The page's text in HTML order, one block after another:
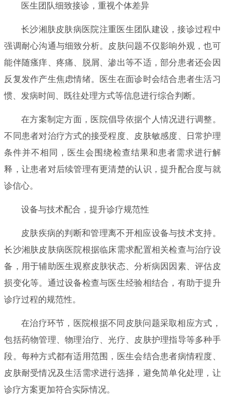
医生团队细致接诊，重视个体差异
长沙湘肤皮肤病医院注重医生团队建设，接诊过程中
强调耐心沟通与细致分析。皮肤问题不仅影响外观，也可
能伴随瘙痒、疼痛、脱屑、渗出等不适，部分患者还会因
反复发作产生焦虑情绪。医生在面诊时会结合患者生活习
惯、发病时间、既往处理方式等信息进行综合判断。
在方案制定方面，医院倡导依据个人情况进行调整。
不同患者对治疗方式的接受程度、皮肤敏感度、日常护理
条件并不相同，医生会围绕检查结果和患者需求进行解
释，让患者对后续管理有更清楚的认识，提升配合度与就
诊信心。
设备与技术配合，提升诊疗规范性
皮肤疾病的判断和管理离不开相应设备与技术支持。
长沙湘肤皮肤病医院根据临床需求配置相关检查与治疗设
备，用于辅助医生观察皮肤状态、分析病因因素、评估皮
损变化等。通过设备检查与医生经验相结合，有助于提升
诊疗过程的规范性。
在治疗环节，医院根据不同皮肤问题采取相应方式，
包括药物管理、物理治疗、光疗、皮肤护理指导等多种手
段。每种方式都有适用范围，医生会结合患者病情程度、
皮肤耐受情况及生活需求进行选择，避免简单化处理，让
诊疗方案更加符合实际情况。